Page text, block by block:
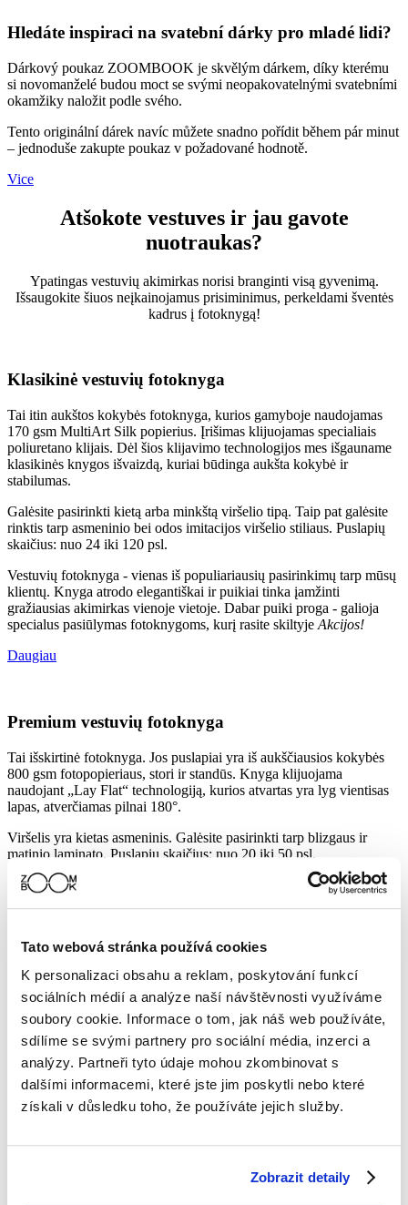
Tato webová stránka používá cookies
K personalizaci obsahu a reklam, poskytování funkcí
sociálních médií a analýze naší návštěvnosti využíváme
soubory cookie. Informace o tom, jak náš web používáte,
sdílíme se svými partnery pro sociální média, inzerci a
analýzy. Partneři tyto údaje mohou zkombinovat s
dalšími informacemi, které jste jim poskytli nebo které
získali v důsledku toho, že používáte jejich služby.
Zobrazit detaily
Hledáte inspiraci na svatební dárky pro mladé lidi?
Dárkový poukaz ZOOMBOOK je skvělým dárkem, díky kterému
si novomanželé budou moct se svými neopakovatelnými svatebními
okamžiky naložit podle svého.
Tento originální dárek navíc můžete snadno pořídit během pár minut
– jednoduše zakupte poukaz v požadované hodnotě.
Vice
Atšokote vestuves ir jau gavote
nuotraukas?
Ypatingas vestuvių akimirkas norisi branginti visą gyvenimą.
Išsaugokite šiuos neįkainojamus prisiminimus, perkeldami šventės
kadrus į fotoknygą!
Klasikinė vestuvių fotoknyga
Tai itin aukštos kokybės fotoknyga, kurios gamyboje naudojamas
170 gsm MultiArt Silk popierius. Įrišimas klijuojamas specialiais
poliuretano klijais. Dėl šios klijavimo technologijos mes išgauname
klasikinės knygos išvaizdą, kuriai būdinga aukšta kokybė ir
stabilumas.
Galėsite pasirinkti kietą arba minkštą viršelio tipą. Taip pat galėsite
rinktis tarp asmeninio bei odos imitacijos viršelio stiliaus. Puslapių
skaičius: nuo 24 iki 120 psl.
Vestuvių fotoknyga - vienas iš populiariausių pasirinkimų tarp mūsų
klientų. Knyga atrodo elegantiškai ir puikiai tinka įamžinti
gražiausias akimirkas vienoje vietoje. Dabar puiki proga - galioja
specialus pasiūlymas fotoknygoms, kurį rasite skiltyje Akcijos!
Daugiau
Premium vestuvių fotoknyga
Tai išskirtinė fotoknyga. Jos puslapiai yra iš aukščiausios kokybės
800 gsm fotopopieriaus, stori ir standūs. Knyga klijuojama
naudojant „Lay Flat“ technologiją, kurios atvartas yra lyg vientisas
lapas, atverčiamas pilnai 180°.
Viršelis yra kietas asmeninis. Galėsite pasirinkti tarp blizgaus ir
matinio laminato. Puslapių skaičius: nuo 20 iki 50 psl.
Vestuvių fotoknygos atrodo labai prabangiai. Tai gali būti išskirtinė
Už jste svoji, a dokonce už máte i svatební fotografie?
Neopakovatelné okamžiky ze svatby, které si chcete uchovat po celý
život. Uchovejte si tyto nedocenitelné vzpomínky jejich přetvořením
ve fotoknihu!
-25%